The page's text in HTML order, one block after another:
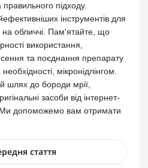
правильного підходу.
інструментів для
на обличчі. Пам'ятайте, що
використання,
та поєднання препарату
мікронідлінгом.
шлях до бороди мрії,
засоби від інтернет-
допоможемо вам отримати
стаття